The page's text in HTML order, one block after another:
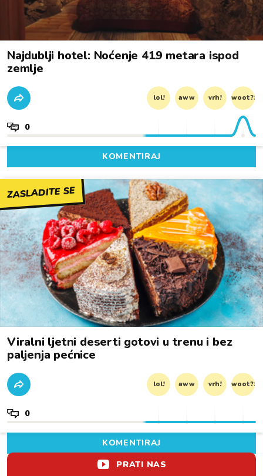
Najdublji hotel: Noćenje 419 metara ispod
zemlje
lol! aww vrh! woot?!
0
KOMENTIRAJ
ZASLADITE SE
Viralni ljetni deserti gotovi u trenu i bez
paljenja pećnice
lol! aww vrh! woot?!
0
KOMENTIRAJ
PRATI NAS